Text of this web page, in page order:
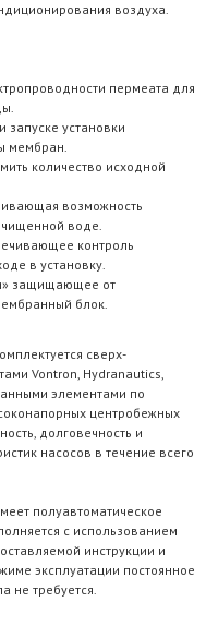
воздуха.
пермеата для
запуске установки
мембран.
количество исходной
возможность
воде.
контроль
в установку.
защищающее от
блок.
сверх-
Vontron, Hydranautics,
элементами по
центробежных
долговечность и
насосов в течение всего
полуавтоматическое
с использованием
инструкции и
эксплуатации постоянное
не требуется.